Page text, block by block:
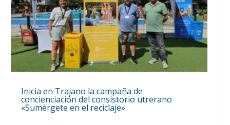
Inicia en Trajano la campaña de
concienciación del consistorio utrerano
«Sumérgete en el reciclaje»